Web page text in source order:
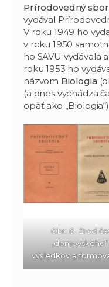
Prírodovedný
vydával
V roku 1949 ho
v roku 1950
ho SAVU vydávala
roku 1953 ho
názvom Biologia
(a dnes vychádza
opäť ako
Obr. 6. Zrod
výsledkov a